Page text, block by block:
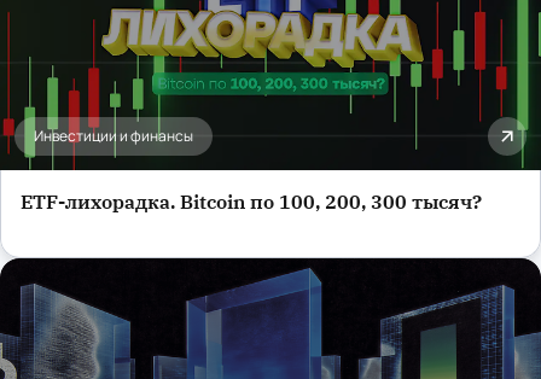
Инвестиции и финансы
ETF-лихорадка. Bitcoin по 100, 200, 300 тысяч?